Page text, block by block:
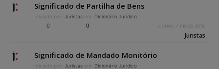
Significado de Partilha de Bens
Iniciado por: Juristas em: Dicionário Jurídico
0 0 2 anos, 7 meses atrás
Juristas
Significado de Mandado Monitório
Iniciado por: Juristas em: Dicionário Jurídico